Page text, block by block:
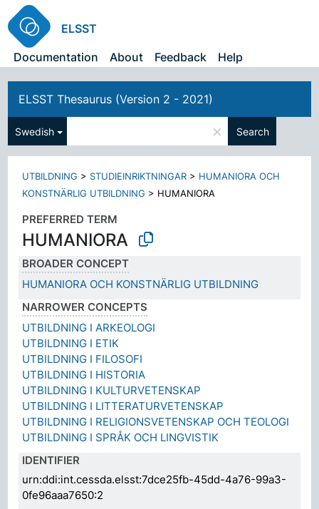
ELSST
Documentation
About Feedback Help
ELSST Thesaurus (Version 2 - 2021)
Swedish × Search
UTBILDNING > STUDIEINRIKTNINGAR > HUMANIORA OCH
KONSTNÄRLIG UTBILDNING > HUMANIORA
PREFERRED TERM
HUMANIORA
BROADER CONCEPT
HUMANIORA OCH KONSTNÄRLIG UTBILDNING
NARROWER CONCEPTS
UTBILDNING I ARKEOLOGI
UTBILDNING I ETIK
UTBILDNING I FILOSOFI
UTBILDNING I HISTORIA
UTBILDNING I KULTURVETENSKAP
UTBILDNING I LITTERATURVETENSKAP
UTBILDNING I RELIGIONSVETENSKAP OCH TEOLOGI
UTBILDNING I SPRÅK OCH LINGVISTIK
IDENTIFIER
urn:ddi:int.cessda.elsst:7dce25fb-45dd-4a76-99a3-
0fe96aaa7650:2